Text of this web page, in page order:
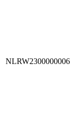
NLRW2300000006